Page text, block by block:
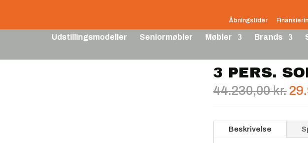
Åbningstider
Udstillingsmodeller Seniormøbler Møbler Brands
/ 3 pers. sofa Brunstad
3 PERS.
44.230,00kr.
Beskrivelse